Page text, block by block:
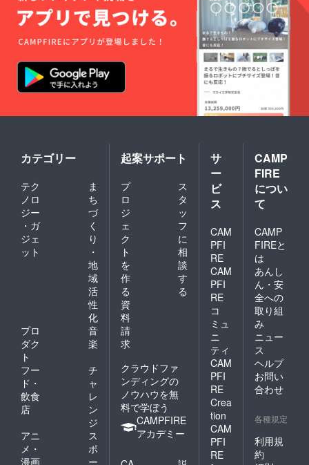
カテゴリー
テク
ノロ
ジー
・ガ
ジェ
ット
ま
ち
づ
く
り
・
地
域
活
性
化
プロ
ダク
ト
音
楽
フー
ド・
飲食
店
チ
ャ
レ
ン
ジ
アニ
メ・
漫画
ス
ポ
ー
起案サポート
プ
ロ
ジ
ェ
ク
ト
を
作
る
ス
タ
ッ
フ
に
相
談
す
る
資
料
請
求
クラウドファ
ンディングの
ノウハウを無
料で学ぼう
CAMPFIRE
アカデミー
サ
ー
ビ
ス
CAM
PFI
RE
CAM
PFI
RE
コ
ミュ
ニ
ティ
CAM
PFI
RE
Crea
tion
CAM
PFI
RE
CAMP
FIRE
につい
て
CAMP
FIREと
は
あんし
ん・安
全への
取り組
み
ニュー
ス
ヘルプ
お問い
合わせ
各種規定
利用規
約